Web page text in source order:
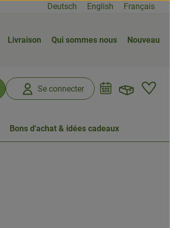
Deutsch English Français
Livraison Qui sommes nous Nouveau
Se connecter
Bons d'achat & idées cadeaux